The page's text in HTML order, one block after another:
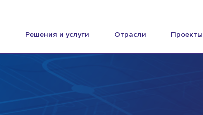
Решения и услуги Отрасли Проекты